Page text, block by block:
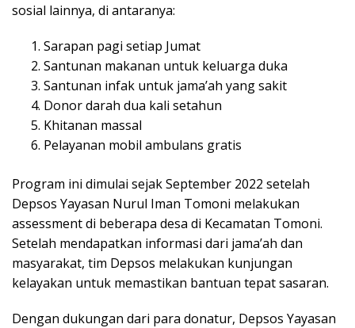
sosial lainnya, di antaranya:
Sarapan pagi setiap Jumat
Santunan makanan untuk keluarga duka
Santunan infak untuk jama’ah yang sakit
Donor darah dua kali setahun
Khitanan massal
Pelayanan mobil ambulans gratis
Program ini dimulai sejak September 2022 setelah
Depsos Yayasan Nurul Iman Tomoni melakukan
assessment di beberapa desa di Kecamatan Tomoni.
Setelah mendapatkan informasi dari jama’ah dan
masyarakat, tim Depsos melakukan kunjungan
kelayakan untuk memastikan bantuan tepat sasaran.
Dengan dukungan dari para donatur, Depsos Yayasan